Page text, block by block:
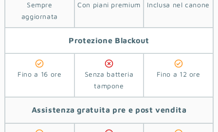
Sempre
aggiornata
Con piani premium Inclusa nel canone
Protezione Blackout
Fino a 16 ore
Senza batteria
tampone
Fino a 12 ore
Assistenza gratuita pre e post vendita